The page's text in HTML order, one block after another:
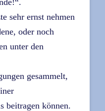
sehr ernst nehmen
oder noch
unter den
gesammelt,
beitragen können.